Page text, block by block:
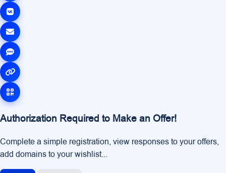
Authorization Required to Make an Offer!
Complete a simple registration, view responses to your offers,
add domains to your wishlist...